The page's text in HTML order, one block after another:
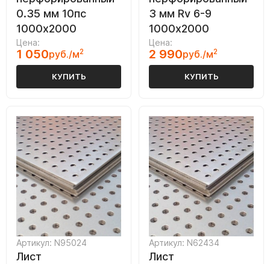
0.35 мм 10пс
1000х2000
Цена:
1 050руб./м2
КУПИТЬ
3 мм Rv 6-9
1000х2000
Цена:
2 990руб./м2
КУПИТЬ
Артикул: N95024
Лист
Артикул: N62434
Лист